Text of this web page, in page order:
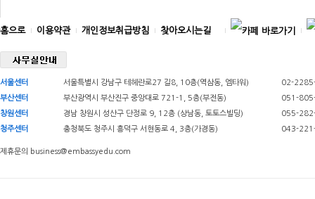
홈으로 이용약관 개인정보취급방침 찾아오시는길
서울센터 서울특별시 강남구 테헤란로27 길8, 10층(역삼동, 엠타워)
02-
부산센터
부산광역시 부산진구 중앙대로 721-1, 5층(부전동)
051-
창원센터
경남 창원시 성산구 단정로 9, 12층 (상남동, 토토스빌딩)
055-
청주센터
충청북도 청주시 흥덕구 서현동로 4, 3층(가경동) 043-
제휴문의 business@embassyedu.com